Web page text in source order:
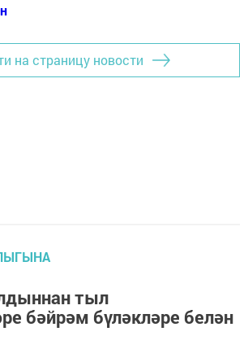
на страницу новости
тыл
бәйрәм бүләкләре белән